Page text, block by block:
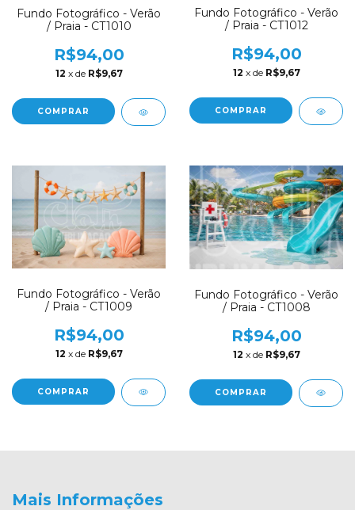
Fundo Fotográfico - Verão
/ Praia - CT1010
R$94,00
12 x de R$9,67
COMPRAR
Fundo Fotográfico - Verão
/ Praia - CT1012
R$94,00
12 x de R$9,67
COMPRAR
Fundo Fotográfico - Verão
/ Praia - CT1009
R$94,00
12 x de R$9,67
COMPRAR
Fundo Fotográfico - Verão
/ Praia - CT1008
R$94,00
12 x de R$9,67
COMPRAR
Mais Informações